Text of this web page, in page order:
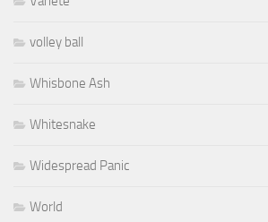
volley ball
Whisbone Ash
Whitesnake
Widespread Panic
World